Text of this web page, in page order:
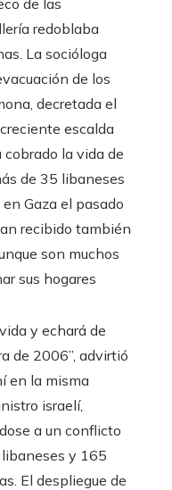
redoblaba
La socióloga
de los
decretada el
escalda
cobrado la vida de
de 35 libaneses
Gaza el pasado
recibido también
son muchos
sus hogares
y echará de
de 2006”, advirtió
en la misma
israelí,
a un conflicto
y 165
El despliegue de